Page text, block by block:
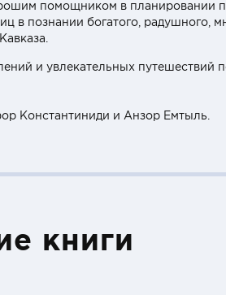
помощником в планировании
в познании богатого, радушного,
и увлекательных путешествий
Константиниди и Анзор Емтыль.
книги